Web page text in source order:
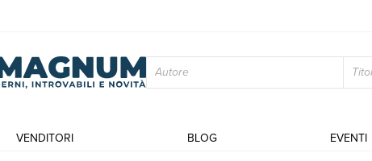
VENDITORI BLOG EVENTI